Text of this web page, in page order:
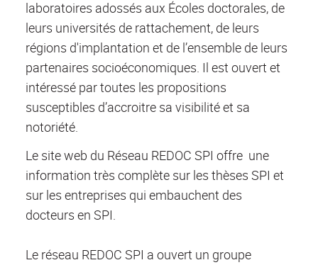
laboratoires adossés aux Écoles doctorales, de
leurs universités de rattachement, de leurs
régions d'implantation et de l’ensemble de leurs
partenaires socioéconomiques. Il est ouvert et
intéressé par toutes les propositions
susceptibles d’accroitre sa visibilité et sa
notoriété.
Le site web du Réseau REDOC SPI offre une
information très complète sur les thèses SPI et
sur les entreprises qui embauchent des
docteurs en SPI.
Le réseau REDOC SPI a ouvert un groupe